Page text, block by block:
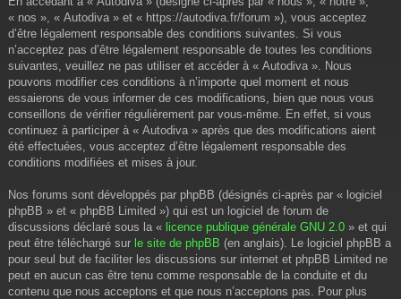
« nos », « Autodiva » et « https://autodiva.fr/forum »), vous acceptez
d’être légalement responsable des conditions suivantes. Si vous
n’acceptez pas d’être légalement responsable de toutes les conditions
suivantes, veuillez ne pas utiliser et accéder à « Autodiva ». Nous
pouvons modifier ces conditions à n’importe quel moment et nous
essaierons de vous informer de ces modifications, bien que nous vous
conseillons de vérifier régulièrement par vous-même. En effet, si vous
continuez à participer à « Autodiva » après que des modifications aient
été effectuées, vous acceptez d’être légalement responsable des
conditions modifiées et mises à jour.
Nos forums sont développés par phpBB (désignés ci-après par « logiciel
phpBB » et « phpBB Limited ») qui est un logiciel de forum de
discussions déclaré sous la « licence publique générale GNU 2.0 » et qui
peut être téléchargé sur le site de phpBB (en anglais). Le logiciel phpBB a
pour seul but de faciliter les discussions sur internet et phpBB Limited ne
peut en aucun cas être tenu comme responsable de la conduite et du
contenu que nous acceptons et que nous n’acceptons pas. Pour plus